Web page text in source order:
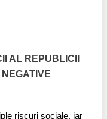
AL REPUBLICII
riscuri sociale, iar